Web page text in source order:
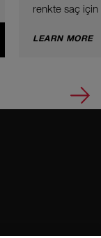
renkte saç
modern bir
etkinlik için
Hadi çağdaş
LEARN MORE